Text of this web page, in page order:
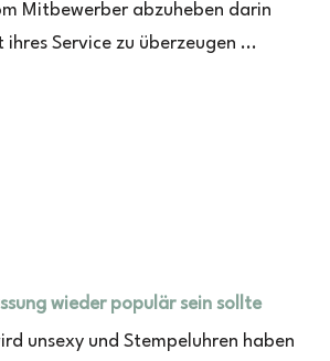
Mitbewerber abzuheben darin
Service zu überzeugen ...
wieder populär sein sollte
unsexy und Stempeluhren haben